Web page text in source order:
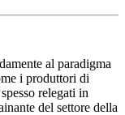
al paradigma
i produttori di
relegati in
del settore della